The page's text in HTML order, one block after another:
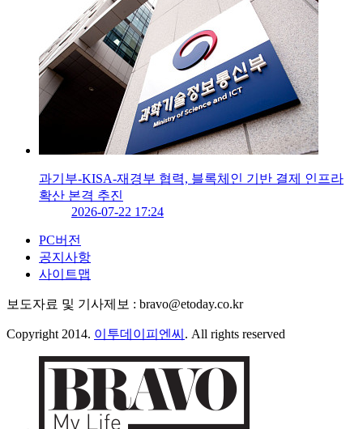
과기부-KISA-재경부 협력, 블록체인 기반 결제 인프라
확산 본격 추진
2026-07-22 17:24
PC버전
공지사항
사이트맵
보도자료 및 기사제보 : bravo@etoday.co.kr
Copyright 2014. 이투데이피엔씨 . All rights reserved